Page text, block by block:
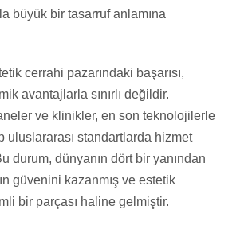
büyük bir tasarruf anlamına
cerrahi pazarındaki başarısı,
avantajlarla sınırlı değildir.
ve klinikler, en son teknolojilerle
uluslararası standartlarda hizmet
durum, dünyanın dört bir yanından
güvenini kazanmış ve estetik
bir parçası haline gelmiştir.